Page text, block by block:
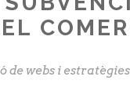
webs i